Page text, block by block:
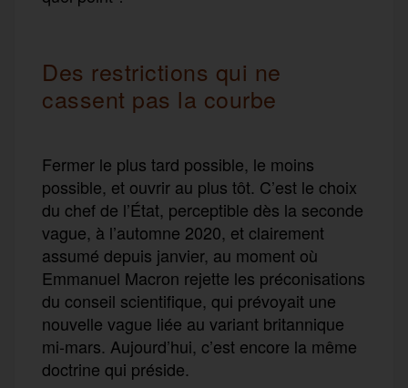
Des restrictions qui ne
cassent pas la courbe
Fermer le plus tard possible, le moins
possible, et ouvrir au plus tôt. C’est le choix
du chef de l’État, perceptible dès la seconde
vague, à l’automne 2020, et clairement
assumé depuis janvier, au moment où
Emmanuel Macron rejette les préconisations
du conseil scientifique, qui prévoyait une
nouvelle vague liée au variant britannique
mi-mars. Aujourd’hui, c’est encore la même
doctrine qui préside.